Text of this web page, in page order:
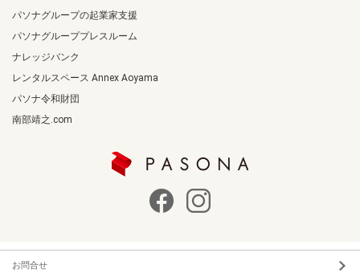
パソナグループの起業家支援
パソナグループプレスルーム
ナレッジバンク
レンタルスペース Annex Aoyama
パソナ令和財団
南部靖之.com
お問合せ